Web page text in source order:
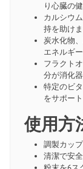
り心臓の
カルシウ
持を助けま
炭水化物
エネルギ
フラクト
分が消化
特定のビ
をサポート
使用方
調製カッ
清潔で安